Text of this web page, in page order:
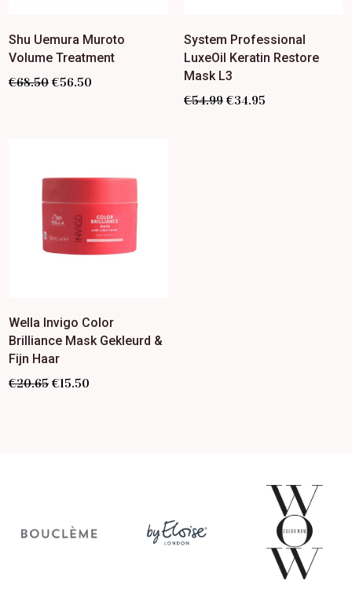
Shu Uemura Muroto
Volume Treatment
€68.50 €56.50
System Professional
LuxeOil Keratin Restore
Mask L3
€54.99 €34.95
Wella Invigo Color
Brilliance Mask Gekleurd &
Fijn Haar
€20.65 €15.50